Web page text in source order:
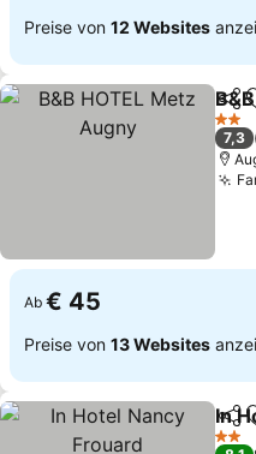
Preise von 12 Websites
2
7,3
Ab € 45
Preise von 13 Websites
In
2